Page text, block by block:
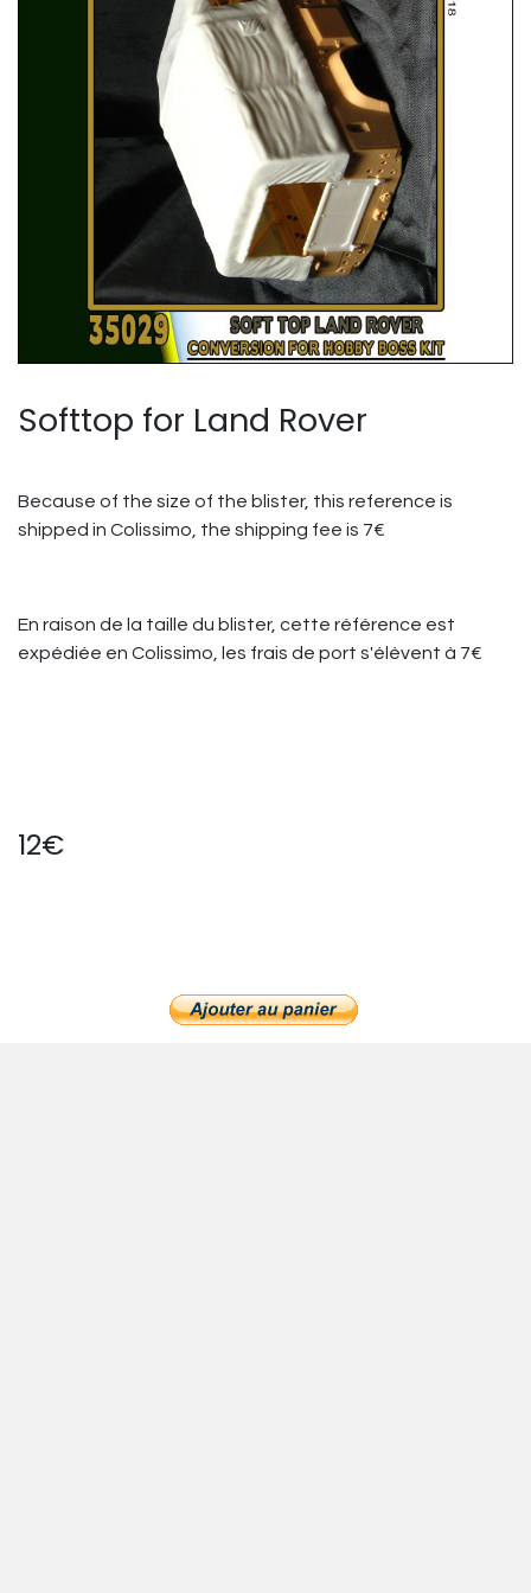
Softtop for Land Rover
Because of the size of the blister, this reference is
shipped in Colissimo, the shipping fee is 7€
En raison de la taille du blister, cette référence est
expédiée en Colissimo, les frais de port s'élèvent à 7€
12€